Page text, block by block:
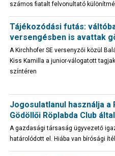
számos fiatalt felvonultató
Tájékozódási futás:
versengésben is avattak
A Kirchhofer SE versenyzői közül
Kiss Kamilla a junior-válogatott
színtéren
Jogosulatlanul használja
Gödöllői Röplabda Club
A gazdasági társaság ügyvezető
határolódott el. Hiába van bírósági